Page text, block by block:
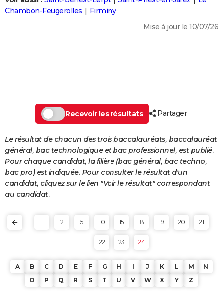
Destinations
City break
Voyage nature
Voyage de noces
Forum
Climat
+
PHOTO
Dictionnaire
PROGRAMME TV
S'inscrire
Se connecter
Lycées
Collèges
Primaires
Universités
Entreprises
Service militaire
Avis de recherche
AVIS DE DÉCÈS
FORUM
Bricolage
Lifestyle
Culture
Sport
Auto
Television
Voyage
Cinema
Chambon-Feugerolles
Firminy
Mise à jour le 10/07/26
Recevoir les résultats Partager
Le résultat de chacun des trois baccalauréats, baccalauréat
général, bac technologique et bac professionnel, est publié.
Pour chaque candidat, la filière (bac général, bac techno,
bac pro) est indiquée. Pour consulter le résultat d'un
candidat, cliquez sur le lien "Voir le résultat" correspondant
au candidat.
1 2 5 10 15 18 19 20 21
22 23 24
A B C D E F G H I J K L M
N
O
P Q R S T U V W X Y Z